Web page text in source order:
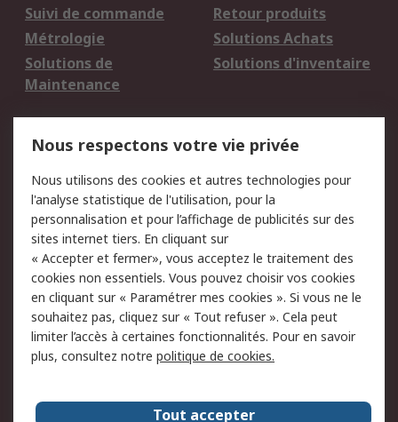
Suivi de commande
Retour produits
Métrologie
Solutions Achats
Solutions de
Maintenance
Solutions d'inventaire
du site
Politique de protection
des données - Mise à
jour
Sécurité des E-mails
Conditions générales
de vente
Politique anti-
corruption
Campagnes marketing
A propos de RS
A propos de RS France
Evénements
Nous respectons votre vie privée
Nous utilisons des cookies et autres technologies pour
l'analyse statistique de l'utilisation, pour la
personnalisation et pour l’affichage de publicités sur des
sites internet tiers. En cliquant sur
« Accepter et fermer», vous acceptez le traitement des
cookies non essentiels. Vous pouvez choisir vos cookies
en cliquant sur « Paramétrer mes cookies ». Si vous ne le
souhaitez pas, cliquez sur « Tout refuser ». Cela peut
limiter l’accès à certaines fonctionnalités. Pour en savoir
plus, consultez notre politique de cookies.
Tout accepter